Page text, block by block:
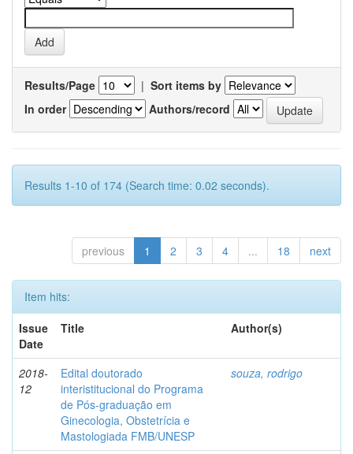
Results/Page | Sort items by
In order
Authors/record
Results 1-10 of 174 (Search time: 0.02 seconds).
previous 1 2 3 4 ... 18 next
Item hits:
Issue
Date
Title Author(s)
2018-
12
Edital doutorado
interistitucional do Programa
de Pós-graduação em
Ginecologia, Obstetrícia e
Mastologiada FMB/UNESP
souza, rodrigo